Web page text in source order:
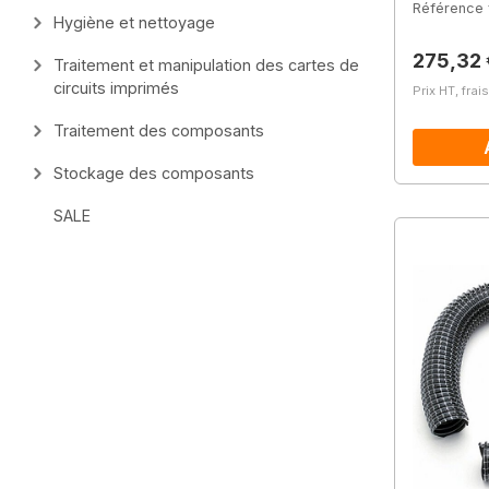
Hygiène et nettoyage
Traitement et manipulation des cartes de
circuits imprimés
Traitement des composants
Stockage des composants
SALE
Référence
Prix
275,32
Prix HT,